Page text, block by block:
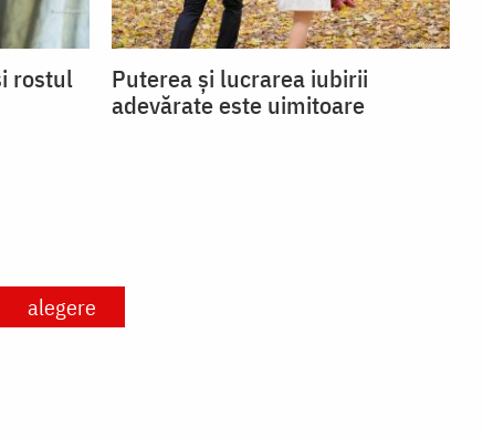
rostul
Puterea și lucrarea iubirii
adevărate este uimitoare
alegere